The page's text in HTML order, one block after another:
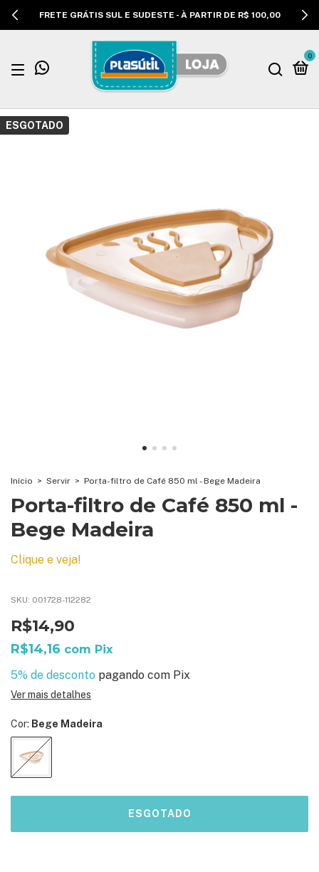
FRETE GRÁTIS SUL E SUDESTE - À PARTIR DE R$ 100,00
0
ESGOTADO
Início > Servir > Porta-filtro de Café 850 ml - Bege Madeira
Porta-filtro de Café 850 ml -
Bege Madeira
Clique e veja!
SKU: 001728-112282
R$14,90
R$14,16 com Pix
5% de desconto pagando com Pix
Ver mais detalhes
Cor: Bege Madeira